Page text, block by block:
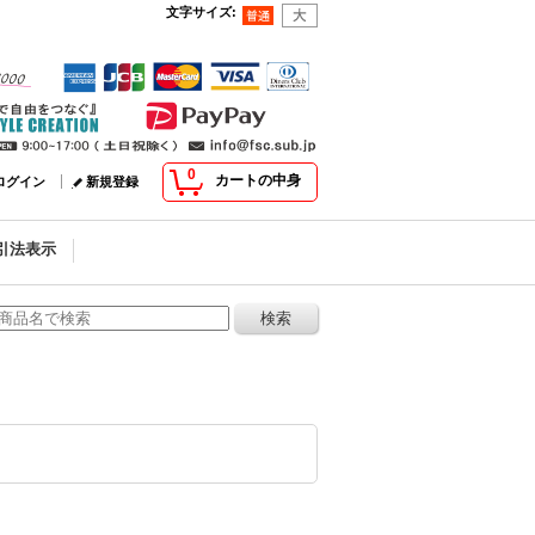
文字サイズ:
0 カートの中身
グイン 新規登録
法表示